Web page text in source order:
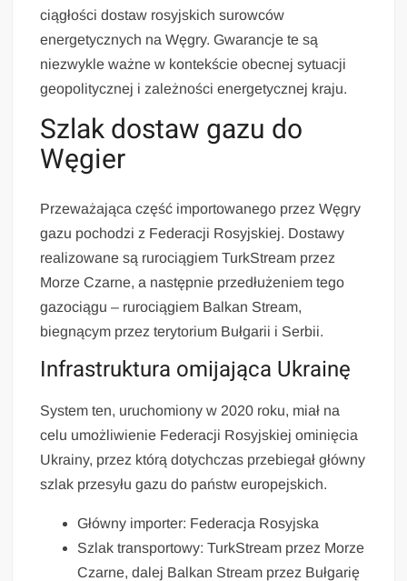
ciągłości dostaw rosyjskich surowców
energetycznych na Węgry. Gwarancje te są
niezwykle ważne w kontekście obecnej sytuacji
geopolitycznej i zależności energetycznej kraju.
Szlak dostaw gazu do
Węgier
Przeważająca część importowanego przez Węgry
gazu pochodzi z Federacji Rosyjskiej. Dostawy
realizowane są rurociągiem TurkStream przez
Morze Czarne, a następnie przedłużeniem tego
gazociągu – rurociągiem Balkan Stream,
biegnącym przez terytorium Bułgarii i Serbii.
Infrastruktura omijająca Ukrainę
System ten, uruchomiony w 2020 roku, miał na
celu umożliwienie Federacji Rosyjskiej ominięcia
Ukrainy, przez którą dotychczas przebiegał główny
szlak przesyłu gazu do państw europejskich.
Główny importer: Federacja Rosyjska
Szlak transportowy: TurkStream przez Morze
Czarne, dalej Balkan Stream przez Bułgarię